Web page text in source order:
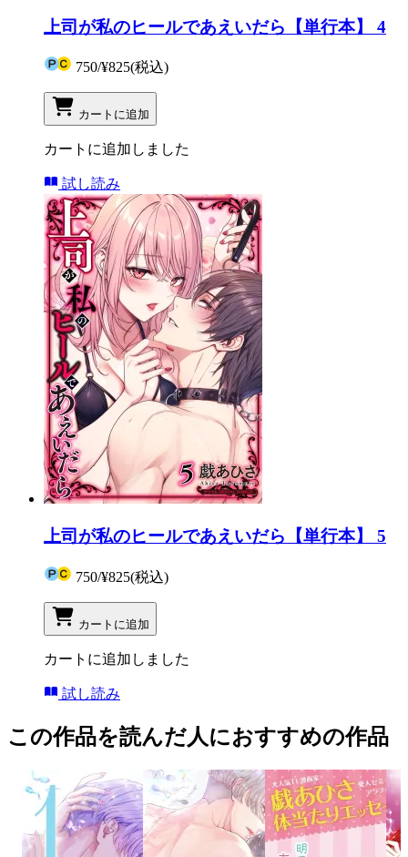
上司が私のヒールであえいだら【単行本】 4
750/¥825(税込)
カートに追加
カートに追加しました
試し読み
上司が私のヒールであえいだら【単行本】 5
750/¥825(税込)
カートに追加
カートに追加しました
試し読み
この作品を読んだ人におすすめの作品